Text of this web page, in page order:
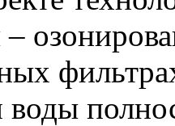
–
воды